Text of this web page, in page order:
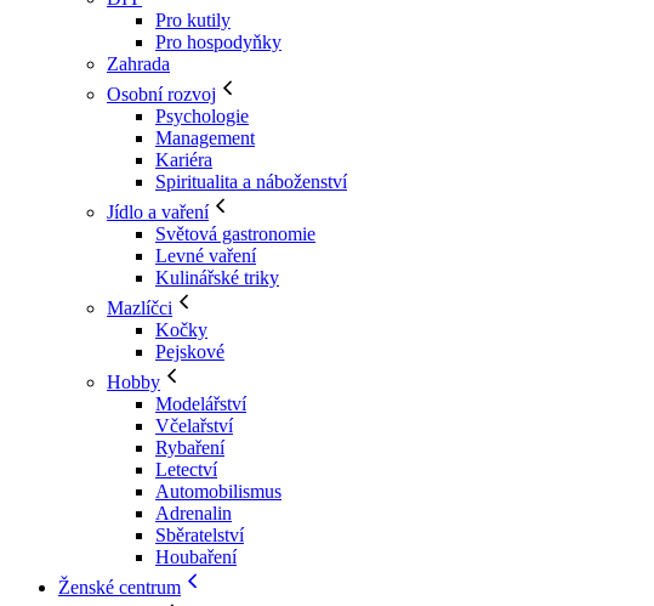
Pro kutily
Pro hospodyňky
Zahrada
Osobní rozvoj
Psychologie
Management
Kariéra
Spiritualita a náboženství
Jídlo a vaření
Světová gastronomie
Levné vaření
Kulinářské triky
Mazlíčci
Kočky
Pejskové
Hobby
Modelářství
Včelařství
Rybaření
Letectví
Automobilismus
Adrenalin
Sběratelství
Houbaření
Ženské centrum